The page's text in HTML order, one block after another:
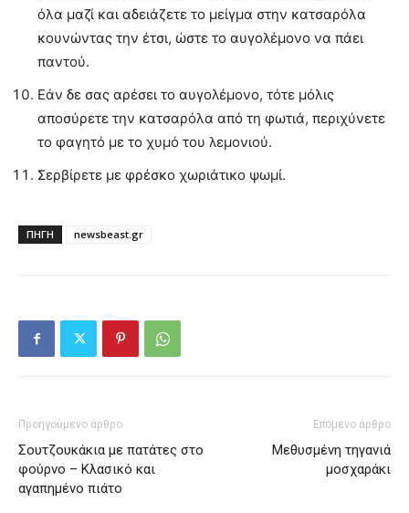
όλα μαζί και αδειάζετε το μείγμα στην κατσαρόλα
κουνώντας την έτσι, ώστε το αυγολέμονο να πάει
παντού.
Εάν δε σας αρέσει το αυγολέμονο, τότε μόλις
αποσύρετε την κατσαρόλα από τη φωτιά, περιχύνετε
το φαγητό με το χυμό του λεμονιού.
Σερβίρετε με φρέσκο χωριάτικο ψωμί.
ΠΗΓΗ newsbeast.gr
Προηγούμενο άρθρο
Σουτζουκάκια με πατάτες στο
φούρνο – Κλασικό και
αγαπημένο πιάτο
Επόμενο άρθρο
Μεθυσμένη τηγανιά
μοσχαράκι